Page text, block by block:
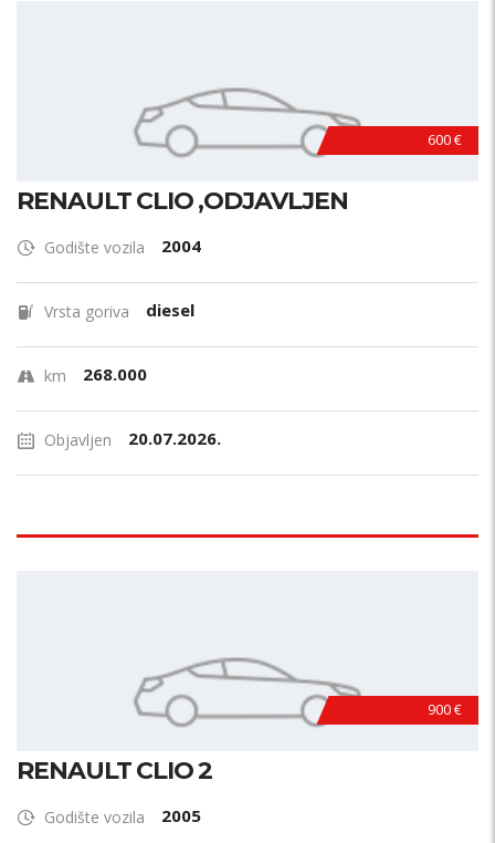
600 €
RENAULT CLIO ,ODJAVLJEN
Godište vozila 2004
Vrsta goriva diesel
km 268.000
Objavljen 20.07.2026.
900 €
RENAULT CLIO 2
Godište vozila 2005